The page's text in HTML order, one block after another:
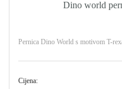
Dino world
Pernica Dino World s motivom T-
Cijena: